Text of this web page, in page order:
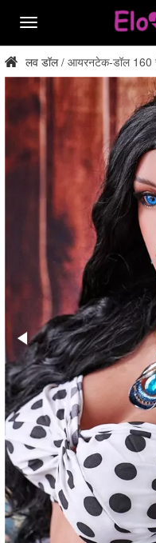
मेन्यू
लव डॉल / आयरनटेक-डॉल 160
सीधे